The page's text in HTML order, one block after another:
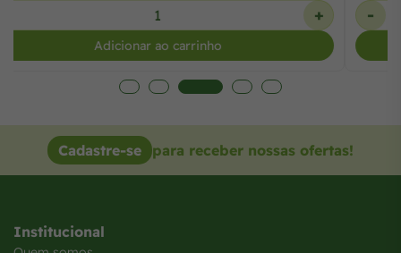
+
Adicionar ao carrinho
Cadastre-se para receber nossas ofertas!
Institucional